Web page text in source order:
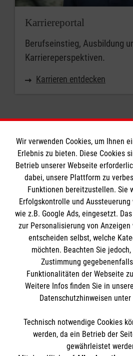
Karriereportal
Berufseinstieg, Ausbildung
Karriereperspektiven.
Karrieren entdecken
Informationen
Impressum
Datenschutz
Barrierefreiheit
Kontakt
Die Malteser
Malteser in Deutschland
Malteserorden
Sharepoint
Spendenkonto
Bank: Pax-Bank für Kirche
IBAN: DE94 3706 0120 1201
So finden Sie uns
Wir verwenden Cookies, um Ihnen
Erlebnis zu bieten. Diese Cookies
Betrieb unserer Webseite
dabei, unsere Plattform zu
Funktionen bereitzustellen. Sie
Erfolgskontrolle und Aussteuerung
wie z.B. Google Ads, eingesetzt.
zur Personalisierung von
entscheiden selbst, welche
möchten. Beachten Sie
Zustimmung
Funktionalitäten der Webseite
Weitere Infos finden Sie in
Datenschutzhinweisen
Technisch notwendige Cookies
werden, da ein Betrieb der
gewährleistet